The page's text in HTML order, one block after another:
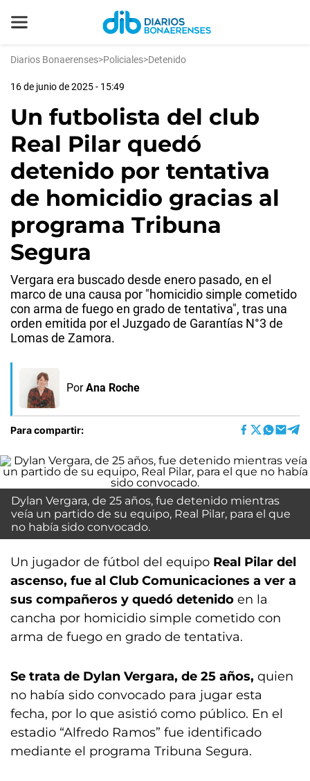
Diarios Bonaerenses>Policiales>Detenido
16 de junio de 2025 - 15:49
Un futbolista del club
Real Pilar quedó
detenido por tentativa
de homicidio gracias al
programa Tribuna
Segura
Vergara era buscado desde enero pasado, en el
marco de una causa por "homicidio simple cometido
con arma de fuego en grado de tentativa", tras una
orden emitida por el Juzgado de Garantías N°3 de
Lomas de Zamora.
Por Ana Roche
Para compartir:
Dylan Vergara, de 25 años, fue detenido mientras
veía un partido de su equipo, Real Pilar, para el que
no había sido convocado.
Un jugador de fútbol del equipo Real Pilar del
ascenso, fue al Club Comunicaciones a ver a
sus compañeros y quedó detenido en la
cancha por homicidio simple cometido con
arma de fuego en grado de tentativa.
Se trata de Dylan Vergara, de 25 años, quien
no había sido convocado para jugar esta
fecha, por lo que asistió como público. En el
estadio “Alfredo Ramos” fue identificado
mediante el programa Tribuna Segura.